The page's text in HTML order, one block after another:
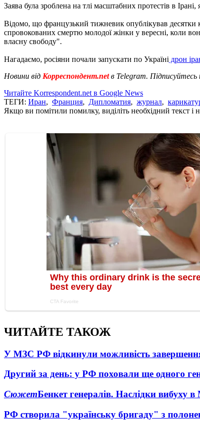
Заява була зроблена на тлі масштабних протестів в
Відомо, що французький тижневик опублікував десятки
спровокованих смертю молодої жінки у вересні, коли
власну свободу".
Нагадаємо, росіяни почали запускати по Україні дрон
Новини від Корреспондент.netв Telegram.
Читайте Korrespondent.net в Google News
ТЕГИ: Иран, Франция, Дипломатия, журнал,
Якщо ви помітили помилку, виділіть необхідний текст
ЧИТАЙТЕ ТАКОЖ
У МЗС РФ відкинули можливість
Другий за день: у РФ поховали ще одного
СюжетБенкет генералів. Наслідки вибуху в
РФ створила "українську бригаду" з